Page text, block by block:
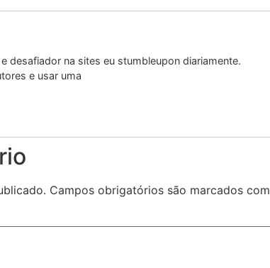
desafiador na sites eu stumbleupon diariamente.
e usar uma
Campos obrigatórios são marcados com